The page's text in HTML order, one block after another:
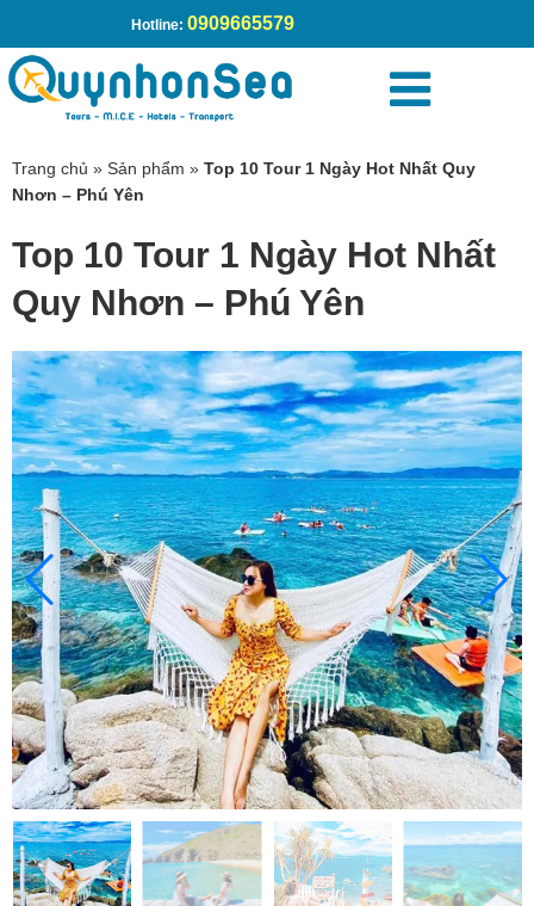
Hotline: 0909665579
Trang chủ » Sản phẩm » Top 10 Tour 1 Ngày Hot Nhất Quy
Nhơn – Phú Yên
Top 10 Tour 1 Ngày Hot Nhất
Quy Nhơn – Phú Yên